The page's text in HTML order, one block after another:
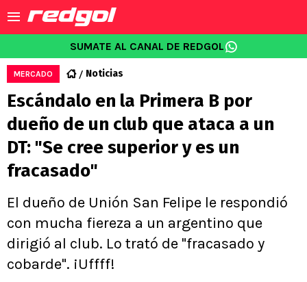
SUMATE AL CANAL DE REDGOL
MERCADO Noticias
Escándalo en la Primera B por
dueño de un club que ataca a un
DT: "Se cree superior y es un
fracasado"
El dueño de Unión San Felipe le respondió
con mucha fiereza a un argentino que
dirigió al club. Lo trató de "fracasado y
cobarde". ¡Uffff!